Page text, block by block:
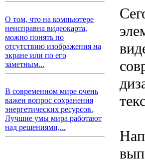
О том, что на компьютере
неисправна видеокарта,
можно понять по
отсутствию изображения на
экране или по его
заметным...
В современном мире очень
важен вопрос сохранения
энергетических ресурсов.
Лучшие умы мира работают
над решениями,...